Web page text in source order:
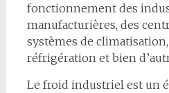
fonctionnement des
manufacturières, des
systèmes de
réfrigération et bien
Le froid industriel est un